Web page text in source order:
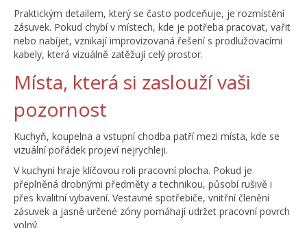
Praktickým detailem, který se často podceňuje, je rozmístění
zásuvek. Pokud chybí v místech, kde je potřeba pracovat, vařit
nebo nabíjet, vznikají improvizovaná řešení s prodlužovacími
kabely, která vizuálně zatěžují celý prostor.
Místa, která si zaslouží vaši
pozornost
Kuchyň, koupelna a vstupní chodba patří mezi místa, kde se
vizuální pořádek projeví nejrychleji.
V kuchyni hraje klíčovou roli pracovní plocha. Pokud je
přeplněná drobnými předměty a technikou, působí rušivě i
přes kvalitní vybavení. Vestavné spotřebiče, vnitřní členění
zásuvek a jasně určené zóny pomáhají udržet pracovní povrch
volný.